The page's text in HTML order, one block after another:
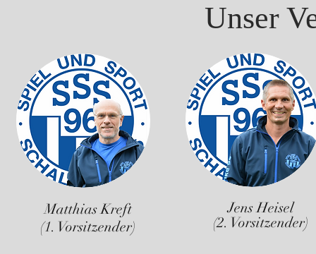
Unser
Matthias Kreft
(1. Vorsitzender)
Jens Heisel
(2. Vorsitzender)